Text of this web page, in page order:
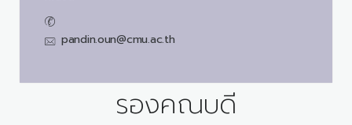
pandin.oun@cmu.ac.th
รองคณบดี